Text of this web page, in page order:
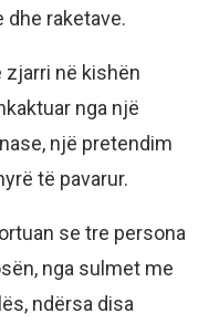
raketave.
në kishën
nga një
një pretendim
të pavarur.
se tre persona
nga sulmet me
ndërsa disa